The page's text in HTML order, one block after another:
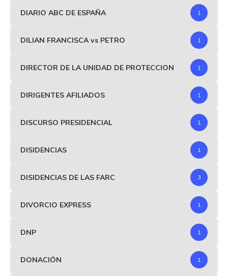
DIARIO ABC DE ESPAÑA 1
DILIAN FRANCISCA vs PETRO 1
DIRECTOR DE LA UNIDAD DE PROTECCION 1
DIRIGENTES AFILIADOS 1
DISCURSO PRESIDENCIAL 1
DISIDENCIAS 1
DISIDENCIAS DE LAS FARC 3
DIVORCIO EXPRESS 1
DNP 1
DONACIÓN 1